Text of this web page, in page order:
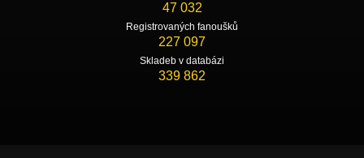
47 032
Registrovaných fanoušků
227 097
Skladeb v databázi
339 862